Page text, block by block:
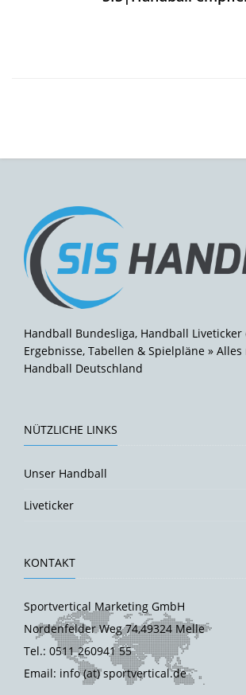
Handball Bundesliga, Handball
Ergebnisse, Tabellen & Spielpläne »
Handball Deutschland
NÜTZLICHE LINKS
Unser Handball
Liveticker
KONTAKT
Sportvertical Marketing GmbH
Nordenfelder Weg 74,49324 Melle
Tel.: 0511 260941 55
Email: info (at) sportvertical.de